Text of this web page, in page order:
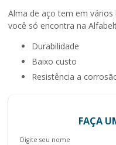
Alma de aço tem em vários
você só encontra na
durabilidade
baixo custo
resistência a
FAÇA
Digite seu nome